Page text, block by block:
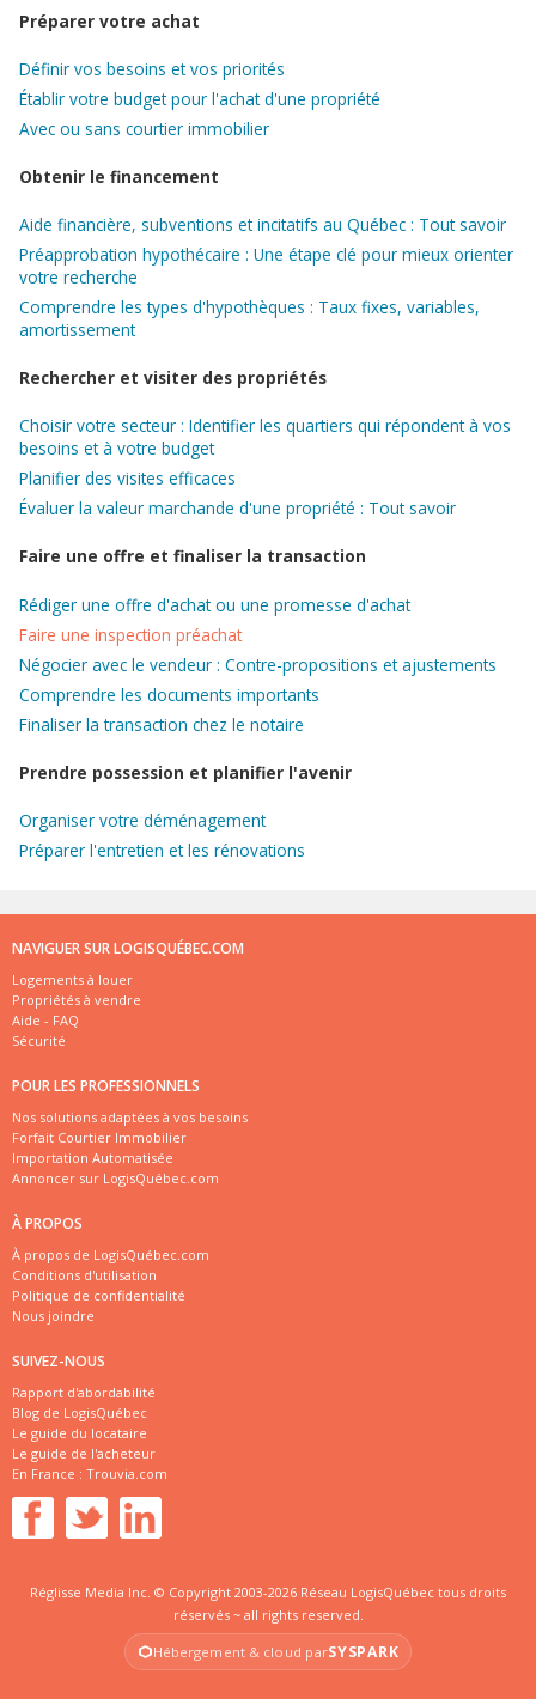
Préparer votre achat
Définir vos besoins et vos priorités
Établir votre budget pour l'achat d'une propriété
Avec ou sans courtier immobilier
Obtenir le financement
Aide financière, subventions et incitatifs au Québec : Tout savoir
Préapprobation hypothécaire : Une étape clé pour mieux orienter
votre recherche
Comprendre les types d'hypothèques : Taux fixes, variables,
amortissement
Rechercher et visiter des propriétés
Choisir votre secteur : Identifier les quartiers qui répondent à vos
besoins et à votre budget
Planifier des visites efficaces
Évaluer la valeur marchande d'une propriété : Tout savoir
Faire une offre et finaliser la transaction
Rédiger une offre d'achat ou une promesse d'achat
Faire une inspection préachat
Négocier avec le vendeur : Contre-propositions et ajustements
Comprendre les documents importants
Finaliser la transaction chez le notaire
Prendre possession et planifier l'avenir
Organiser votre déménagement
Préparer l'entretien et les rénovations
NAVIGUER SUR LOGISQUÉBEC.COM
Logements à louer
Propriétés à vendre
Aide - FAQ
Sécurité
POUR LES PROFESSIONNELS
Nos solutions adaptées à vos besoins
Forfait Courtier Immobilier
Importation Automatisée
Annoncer sur LogisQuébec.com
À PROPOS
À propos de LogisQuébec.com
Conditions d'utilisation
Politique de confidentialité
Nous joindre
SUIVEZ-NOUS
Rapport d'abordabilité
Blog de LogisQuébec
Le guide du locataire
Le guide de l'acheteur
En France : Trouvia.com
Réglisse Media Inc. © Copyright 2003-2026 Réseau LogisQuébec tous droits
réservés ~ all rights reserved.
Hébergement & cloud parSYSPARK